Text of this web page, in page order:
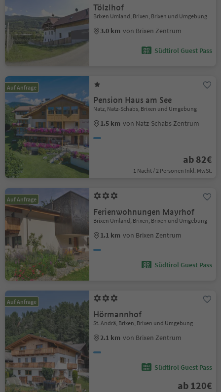
Tölzlhof
Brixen Umland, Brixen, Brixen und Umgebung
3.0 km von Brixen Zentrum
Südtirol Guest Pass
Auf Anfrage
Pension Haus am See
Natz, Natz-Schabs, Brixen und Umgebung
1.5 km von Natz-Schabs Zentrum
ab 82€
1 Nacht / 2 Personen Inkl. MwSt.
Auf Anfrage
Ferienwohnungen Mayrhof
Brixen Umland, Brixen, Brixen und Umgebung
1.1 km von Brixen Zentrum
Südtirol Guest Pass
Auf Anfrage
Hörmannhof
St. Andrä, Brixen, Brixen und Umgebung
2.1 km von Brixen Zentrum
Südtirol Guest Pass
ab 120€